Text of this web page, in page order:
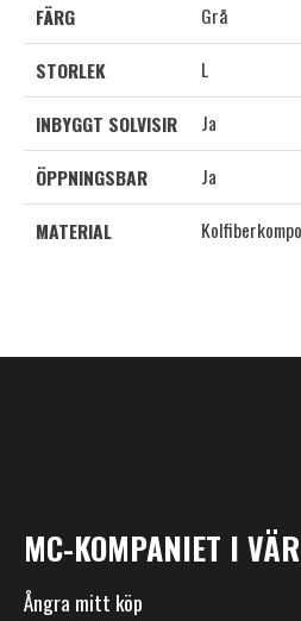
FÄRG
Grå
STORLEK
L
INBYGGT SOLVISIR
Ja
ÖPPNINGSBAR
Ja
MATERIAL
MC-KOMPANIET I
Ångra mitt köp